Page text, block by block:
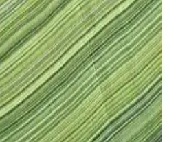
5 Lt ile Akıllı Toprak Torf
ve Kullanım
5 Lt ile Akıllı Toprak Torf 50 Lt
tutma-drenaj dengesi, pH ve içerik
alanları ve kullanıcı yorumlarıyla
özetlenir.
ve Estetik Kullanım